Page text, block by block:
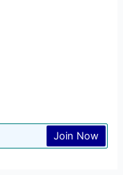
Join Now